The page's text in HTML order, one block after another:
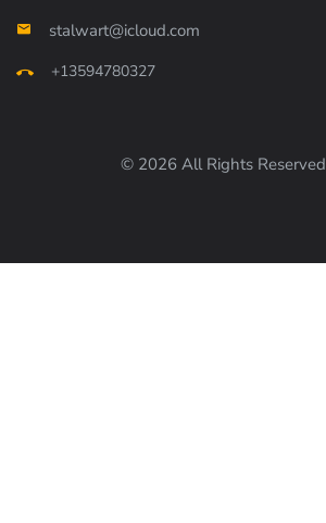
stalwart@icloud.com
+13594780327
© 2026 All Rights Reserved